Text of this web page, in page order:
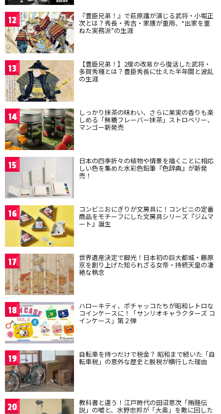
12 『豊臣兄弟！』で萩原護が演じる武将・小堀正
次とは？秀長・秀吉・家康が重用、“出家を重
ねた実務派”の生涯
13 【豊臣兄弟！】2度の改易から復活した武将・
多賀秀種とは？豊臣秀長に仕えた半年間と波乱
の生涯
14 しっかり抹茶の味わい、さらに果実の香りも楽
しめる「無糖フレーバー抹茶」ストロベリー、
マンゴー新発売
15 日本の四季折々の植物や情景を描くことに相応
しい色を集めた水彩色鉛筆『色辞典』が新発
売！
16 コンビニおにぎりが文房具に！コンビニの定番
商品をモチーフにした文房具シリーズ『ジムマ
ート』誕生
17 世界遺産決定で脚光！日本初の巨大都城・藤原
京を創り上げた知られざる女帝・持統天皇の凄
絶な執念
18 ハローキティ、ポチャッコたちが昭和レトロな
コインケースに！「サンリオキャラクターズ コ
インケース」第２弾
19 自転車を持つだけで税金？ 昭和まで続いた「自
転車税」の意外な歴史と脱税が横行した理由
20 教科書と違う！江戸時代の田沼意次「賄賂伝
説」の嘘と、水野忠邦が「大奥」を敵に回した